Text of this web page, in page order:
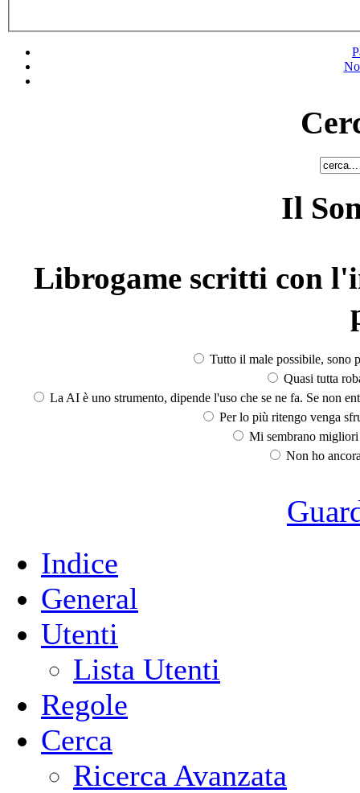
Il
Librogame scritti con
Tutto il male possibile, sono
Quasi tutta
La AI è uno strumento, dipende l'uso che se ne fa. Se non
Per lo più ritengo venga
Mi sembrano
Non ho
Indice
General
Utenti
Lista Utenti
Regole
Cerca
Ricerca Avanzata